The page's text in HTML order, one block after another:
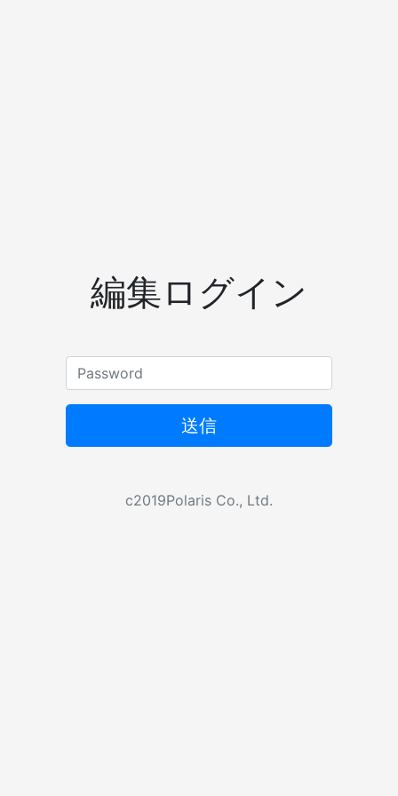
編集ログイン
送信
c2019Polaris Co., Ltd.